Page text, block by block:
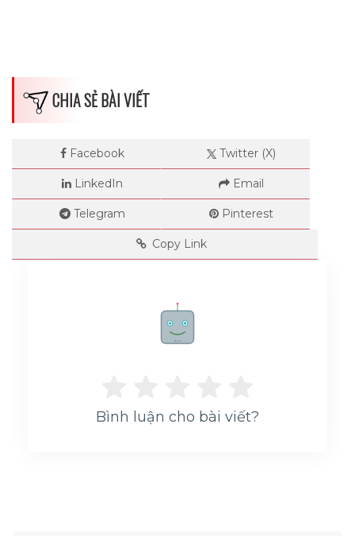
CHIA SẺ BÀI VIẾT
Facebook Twitter (X)
LinkedIn Email
Telegram Pinterest
Copy Link
Rate me!
Bình luận cho bài viết?